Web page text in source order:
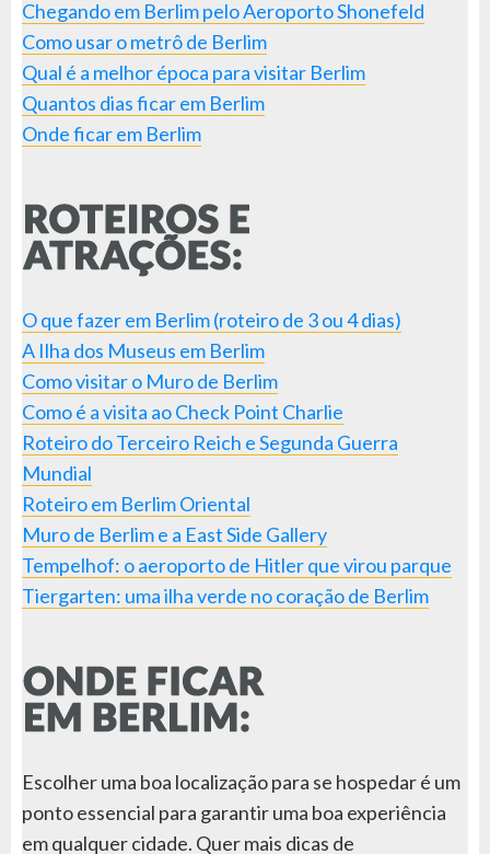
Chegando em Berlim pelo Aeroporto Shonefeld
Como usar o metrô de Berlim
Qual é a melhor época para visitar Berlim
Quantos dias ficar em Berlim
Onde ficar em Berlim
O que fazer em Berlim (roteiro de 3 ou 4 dias)
A Ilha dos Museus em Berlim
Como visitar o Muro de Berlim
Como é a visita ao Check Point Charlie
Roteiro do Terceiro Reich e Segunda Guerra
Mundial
Roteiro em Berlim Oriental
Muro de Berlim e a East Side Gallery
Tempelhof: o aeroporto de Hitler que virou parque
Tiergarten: uma ilha verde no coração de Berlim
Escolher uma boa localização para se hospedar é um
ponto essencial para garantir uma boa experiência
em qualquer cidade. Quer mais dicas de